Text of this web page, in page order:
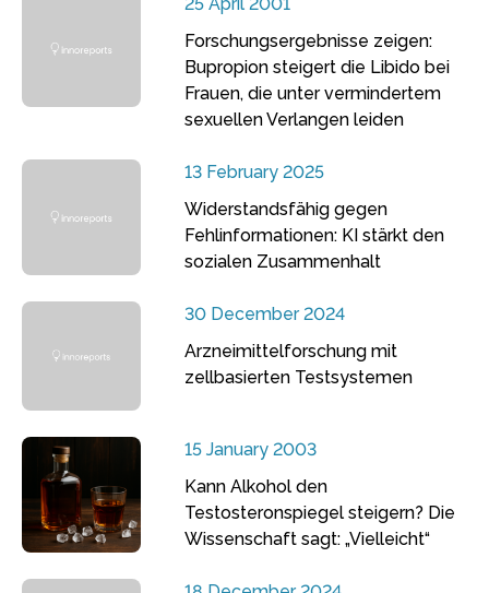
Forschungsergebnisse zeigen:
Bupropion steigert die Libido bei
Frauen, die unter vermindertem
sexuellen Verlangen leiden
13 February 2025
Widerstandsfähig gegen
Fehlinformationen: KI stärkt den
sozialen Zusammenhalt
30 December 2024
Arzneimittelforschung mit
zellbasierten Testsystemen
15 January 2003
Kann Alkohol den
Testosteronspiegel steigern? Die
Wissenschaft sagt: „Vielleicht“